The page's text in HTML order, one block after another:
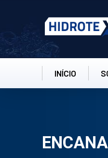
INÍCIO